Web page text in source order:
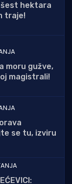
šest hektara
traje!
moru gužve,
magistrali!
se tu, izviru